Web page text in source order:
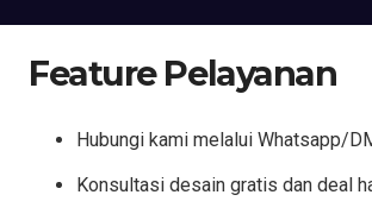
Feature Pelayanan
Hubungi kami melalui Whatsapp/
Konsultasi desain gratis dan deal